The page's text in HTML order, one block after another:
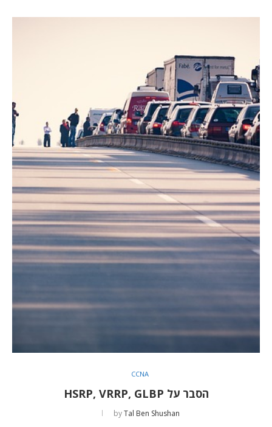
CCNA
הסבר על HSRP, VRRP, GLBP
byTal Ben Shushan